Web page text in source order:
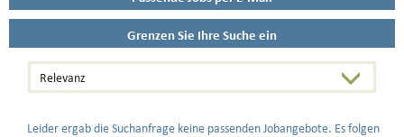
Grenzen Sie Ihre Suche ein
Leider ergab die Suchanfrage keine passenden Jobangebote. Es folgen